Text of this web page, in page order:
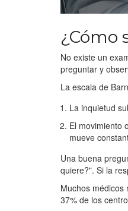
¿Cómo
No existe un
preguntar y
La escala de
La inquietud
El movimiento
mueve
Una buena
quiere?". Si la
Muchos médicos
37% de los